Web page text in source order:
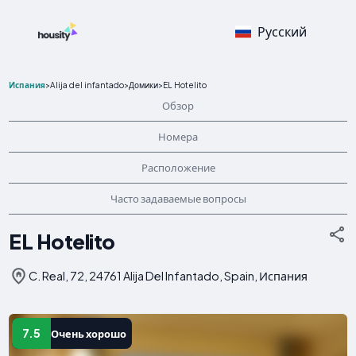
Русский
Испания>Alija del infantado>Домики>EL Hotelito
Обзор
Номера
Расположение
Часто задаваемые вопросы
EL Hotelito
C. Real, 72, 24761 Alija Del Infantado, Spain, Испания
7.5 Очень хорошо